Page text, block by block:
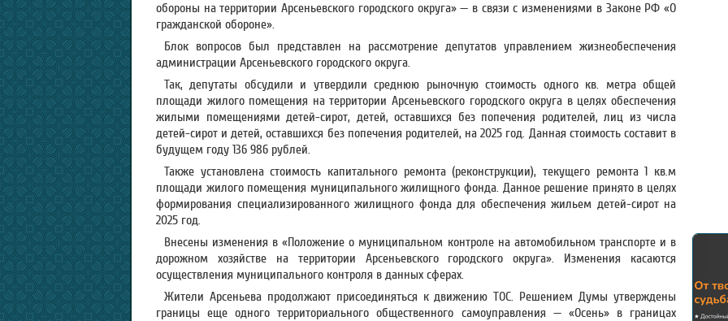
обороны на территории Арсеньевского городского округа» — в связи с изменениями в Законе РФ «О
гражданской обороне».
Блок вопросов был представлен на рассмотрение депутатов управлением жизнеобеспечения
администрации Арсеньевского городского округа.
Так, депутаты обсудили и утвердили среднюю рыночную стоимость одного кв. метра общей
площади жилого помещения на территории Арсеньевского городского округа в целях обеспечения
жилыми помещениями детей-сирот, детей, оставшихся без попечения родителей, лиц из числа
детей-сирот и детей, оставшихся без попечения родителей, на 2025 год. Данная стоимость составит в
будущем году 136 986 рублей.
Также установлена стоимость капитального ремонта (реконструкции), текущего ремонта 1 кв.м
площади жилого помещения муниципального жилищного фонда. Данное решение принято в целях
формирования специализированного жилищного фонда для обеспечения жильем детей-сирот на
2025 год.
Внесены изменения в «Положение о муниципальном контроле на автомобильном транспорте и в
дорожном хозяйстве на территории Арсеньевского городского округа». Изменения касаются
осуществления муниципального контроля в данных сферах.
Жители Арсеньева продолжают присоединяться к движению ТОС. Решением Думы утверждены
границы еще одного территориального общественного самоуправления — «Осень» в границах